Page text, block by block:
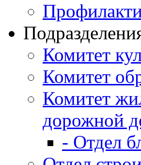
Комитет
Комитет
Комитет
дорожной
- Отдел